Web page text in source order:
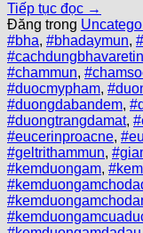
Tiếp tục đọc →
Đăng trong
#bha, #bhadaymun,
#chammun,
#duocmypham,
#duongdabandem,
#duongtrangdamat,
#eucerinproacne,
#geltrithammun,
#kemduongam,